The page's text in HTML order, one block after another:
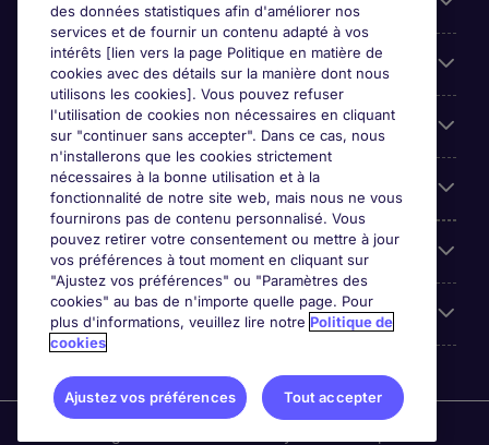
Espace employeurs
Parcourir nos offres
Qui sommes-nous?
Reviews
Accreditations
des données statistiques afin d'améliorer nos
services et de fournir un contenu adapté à vos
intérêts [lien vers la page Politique en matière de
cookies avec des détails sur la manière dont nous
utilisons les cookies]. Vous pouvez refuser
l'utilisation de cookies non nécessaires en cliquant
sur "continuer sans accepter". Dans ce cas, nous
n'installerons que les cookies strictement
nécessaires à la bonne utilisation et à la
fonctionnalité de notre site web, mais nous ne vous
fournirons pas de contenu personnalisé. Vous
pouvez retirer votre consentement ou mettre à jour
vos préférences à tout moment en cliquant sur
"Ajustez vos préférences" ou "Paramètres des
cookies" au bas de n'importe quelle page. Pour
plus d'informations, veuillez lire notre Politique de
cookies
Ajustez vos préférences Tout accepter